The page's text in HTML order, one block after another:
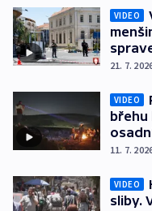
VIDEO
21. 7.
VIDEO
břehu
11. 7.
VIDEO
sliby.